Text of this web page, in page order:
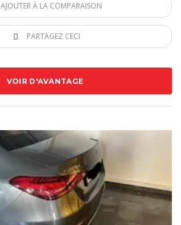
AJOUTER À LA COMPARAISON
PARTAGEZ CECI
VOIR D'AVANTAGE